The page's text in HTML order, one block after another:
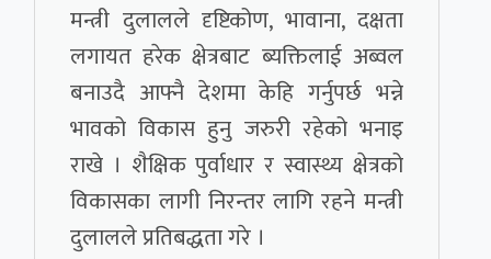
मन्त्री दुलालले दृष्टिकोण, भावाना, दक्षता
लगायत हरेक क्षेत्रबाट ब्यक्तिलाई अब्वल
बनाउदै आफ्नै देशमा केहि गर्नुपर्छ भन्ने
भावको विकास हुनु जरुरी रहेको भनाइ
राखे । शैक्षिक पुर्वाधार र स्वास्थ्य क्षेत्रको
विकासका लागी निरन्तर लागि रहने मन्त्री
दुलालले प्रतिबद्धता गरे ।